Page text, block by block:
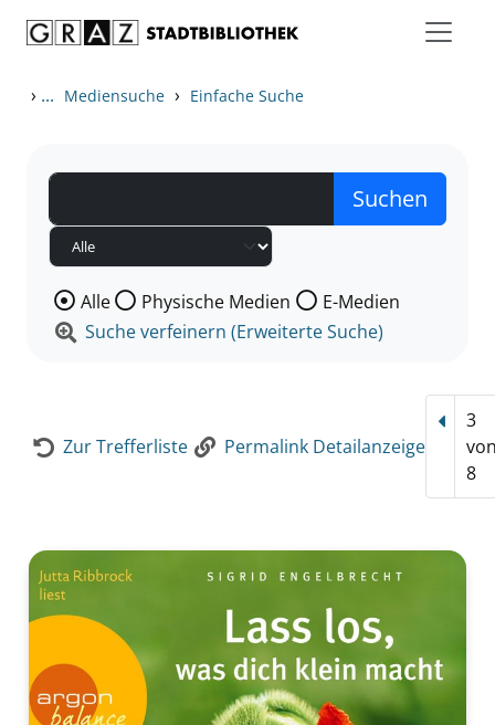
› ... Mediensuche › Einfache Suche
Wählen Sie die Medienart nach der Sie suchen wollen.
Alle Physische Medien
E-Medien
Suche verfeinern (Erweiterte Suche)
Zur Trefferliste Permalink Detailanzeige
3
8